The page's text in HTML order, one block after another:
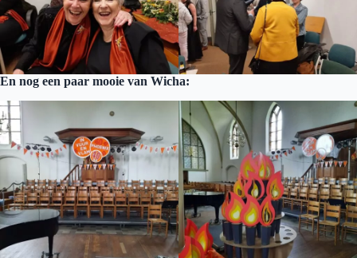
En nog een paar mooie van Wicha: